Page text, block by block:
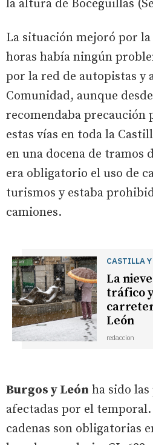
la altura de Boceguillas
La situación mejoró por la
horas había ningún
por la red de autopistas y
Comunidad, aunque
recomendaba precaución
estas vías en toda la
en una docena de tramos
era obligatorio el uso de
turismos y estaba
camiones.
CASTILLA Y
La
tráfico
León
redaccion
Burgos y León ha sido
afectadas por el temporal.
cadenas son obligatorias